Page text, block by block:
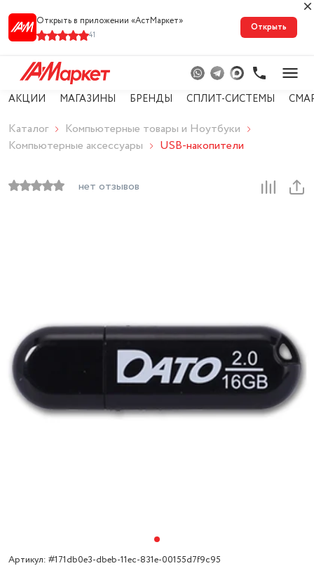
Открыть в приложении «АстМарке‪т‬»
41
Открыть
АКЦИИ МАГАЗИНЫ БРЕНДЫ СПЛИТ-СИСТЕМЫ
Каталог
Компьютерные товары и Ноутбуки
Компьютерные аксессуары
USB-накопители
нет отзывов
Артикул: #171db0e3-dbeb-11ec-831e-00155d7f9c95